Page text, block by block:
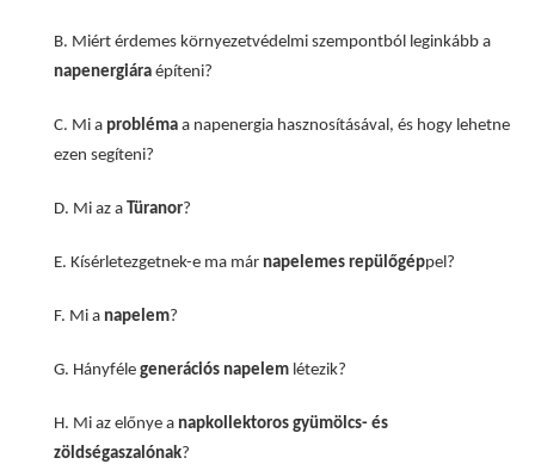
B. Miért érdemes környezetvédelmi szempontból leginkább a
napenergiára építeni?
C. Mi a probléma a napenergia hasznosításával, és hogy lehetne
ezen segíteni?
D. Mi az a Türanor?
E. Kísérletezgetnek-e ma már napelemes repülőgéppel?
F. Mi a napelem?
G. Hányféle generációs napelem létezik?
H. Mi az előnye a napkollektoros gyümölcs- és
zöldségaszalónak?